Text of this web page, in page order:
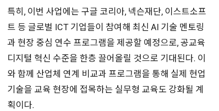
특히, 이번 사업에는 구글 코리아, 넥슨재단, 이스트소프
트 등 글로벌 ICT 기업들이 참여해 최신 AI 기술 멘토링
과 현장 중심 연수 프로그램을 제공할 예정으로, 공교육
디지털 혁신 수준을 한층 끌어올릴 것으로 기대된다. 이
와 함께 산업체 연계 비교과 프로그램을 통해 실제 현업
기술을 교육 현장에 접목하는 실무형 교육도 강화될 계
획이다.